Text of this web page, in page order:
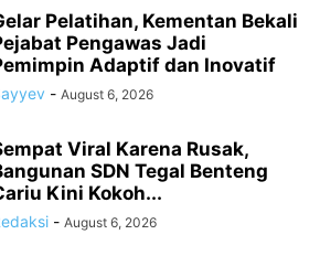
Pelatihan, Kementan Bekali
Pengawas Jadi
Adaptif dan Inovatif
- August 6, 2026
Viral Karena Rusak,
SDN Tegal Benteng
Kini Kokoh...
- August 6, 2026